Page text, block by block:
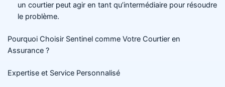
un courtier peut agir en tant qu’intermédiaire pour résoudre
le problème.
Pourquoi Choisir Sentinel comme Votre Courtier en
Assurance ?
Expertise et Service Personnalisé